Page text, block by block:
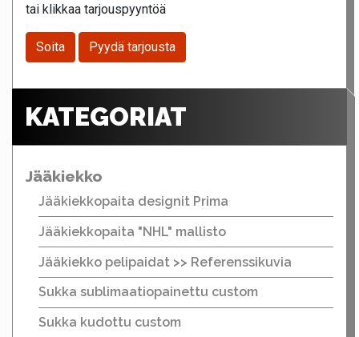
tai klikkaa tarjouspyyntöä
Soita Pyydä tarjousta
KATEGORIAT
Jääkiekko
Jääkiekkopaita designit Prima
Jääkiekkopaita "NHL" mallisto
Jääkiekko pelipaidat >> Referenssikuvia
Sukka sublimaatiopainettu custom
Sukka kudottu custom